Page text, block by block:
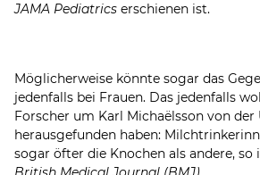
JAMA Pediatrics erschienen ist.
Möglicherweise könnte sogar das
jedenfalls bei Frauen. Das jedenfalls
Forscher um Karl Michaëlsson von
herausgefunden haben:
sogar öfter die Knochen als andere, so